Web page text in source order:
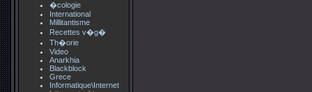
�cologie
International
Millitantisme
Recettes v�g�
Th�orie
Video
Anarkhia
Blackblock
Grece
Informatique\Internet